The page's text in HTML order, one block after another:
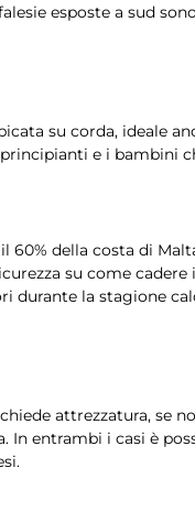
esposte a sud
su corda, ideale
e i bambini
della costa di
su come cadere
durante la stagione
attrezzatura, se
entrambi i casi è